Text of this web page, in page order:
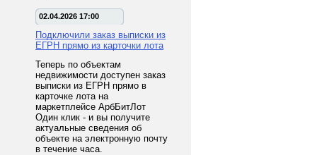
02.04.2026 17:00
Подключили заказ выписки из
ЕГРН прямо из карточки лота
Теперь по объектам
недвижимости доступен заказ
выписки из ЕГРН прямо в
карточке лота на
маркетплейсе АрбБитЛот
Один клик - и вы получите
актуальные сведения об
объекте на электронную почту
в течение часа.